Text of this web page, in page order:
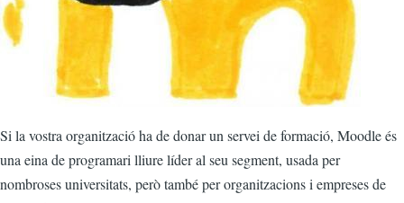
Si la vostra organització ha de donar un servei de formació, Moodle és
una eina de programari lliure líder al seu segment, usada per
nombroses universitats, però també per organitzacions i empreses de